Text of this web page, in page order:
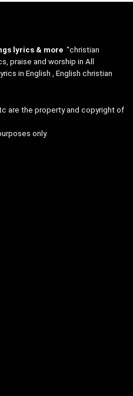
lyrics & more “christian
praise and worship in All
in English , English christian
are the property and copyright of
only.